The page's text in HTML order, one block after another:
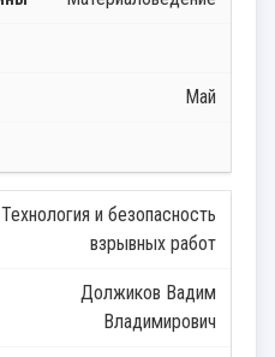
Май
Технология и безопасность
взрывных работ
Должиков Вадим
Владимирович